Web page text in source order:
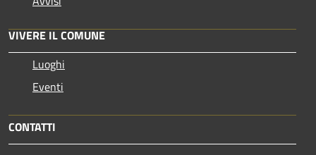
VIVERE IL COMUNE
Luoghi
Eventi
CONTATTI